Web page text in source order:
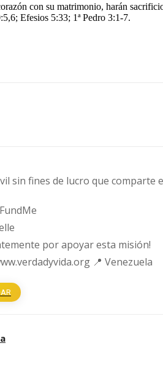
con su matrimonio, harán
Efesios 5:33; 1ª Pedro 3:1-7.
sin fines de lucro que
por apoyar esta misión!
📍 Venezuela